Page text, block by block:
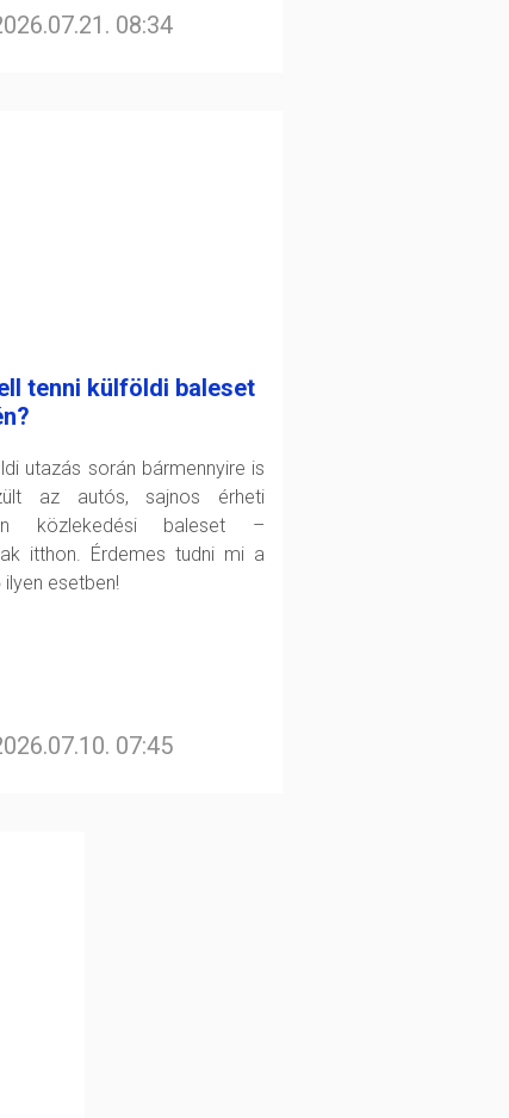
08:34
tenni külföldi baleset
utazás során bármennyire is
az autós, sajnos érheti
közlekedési baleset –
itthon. Érdemes tudni mi a
esetben!
07:45